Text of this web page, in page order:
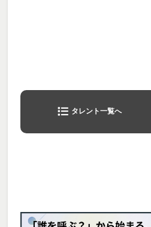
タレント一覧へ